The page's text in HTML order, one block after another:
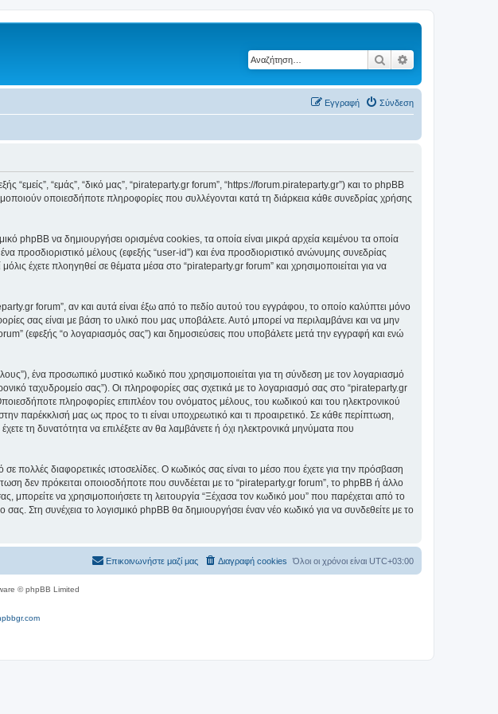
Αναζήτηση
Σύνδεση
Εγγραφή
“εμείς”, “εμάς”, “δικό μας”, “pirateparty.gr forum”, “https://forum.pirateparty.gr”) και το phpBB
οποιεσδήποτε πληροφορίες που συλλέγονται κατά τη διάρκεια κάθε συνεδρίας χρήσης
phpBB να δημιουργήσει ορισμένα cookies, τα οποία είναι μικρά αρχεία κειμένου τα οποία
μέλους (εφεξής “user-id”) και ένα προσδιοριστικό ανώνυμης συνεδρίας
έχετε πλοηγηθεί σε θέματα μέσα στο “pirateparty.gr forum” και χρησιμοποιείται για να
forum”, αν και αυτά είναι έξω από το πεδίο αυτού του εγγράφου, το οποίο καλύπτει μόνο
σας είναι με βάση το υλικό που μας υποβάλετε. Αυτό μπορεί να περιλαμβάνει και να μην
(εφεξής “ο λογαριασμός σας”) και δημοσιεύσεις που υποβάλετε μετά την εγγραφή και ενώ
ένα προσωπικό μυστικό κωδικό που χρησιμοποιείται για τη σύνδεση με τον λογαριασμό
ταχυδρομείο σας”). Οι πληροφορίες σας σχετικά με το λογαριασμό σας στο “pirateparty.gr
πληροφορίες επιπλέον του ονόματος μέλους, του κωδικού και του ηλεκτρονικού
παρέκκλισή μας ως προς το τι είναι υποχρεωτικό και τι προαιρετικό. Σε κάθε περίπτωση,
τη δυνατότητα να επιλέξετε αν θα λαμβάνετε ή όχι ηλεκτρονικά μηνύματα που
πολλές διαφορετικές ιστοσελίδες. Ο κωδικός σας είναι το μέσο που έχετε για την πρόσβαση
δεν πρόκειται οποιοσδήποτε που συνδέεται με το “pirateparty.gr forum”, το phpBB ή άλλο
μπορείτε να χρησιμοποιήσετε τη λειτουργία “Ξέχασα τον κωδικό μου” που παρέχεται από το
Στη συνέχεια το λογισμικό phpBB θα δημιουργήσει έναν νέο κωδικό για να συνδεθείτε με το
Όλοι οι χρόνοι είναι UTC+03:00
Διαγραφή cookies
Επικοινωνήστε μαζί μας
© phpBB Limited